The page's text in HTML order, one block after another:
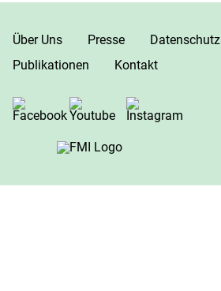
Über Uns Presse Datenschutz
Publikationen
Kontakt